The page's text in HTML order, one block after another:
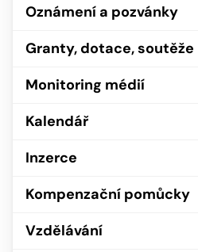
Oznámení a pozvánky
Granty, dotace, soutěže
Monitoring médií
Kalendář
Inzerce
Kompenzační pomůcky
Vzdělávání